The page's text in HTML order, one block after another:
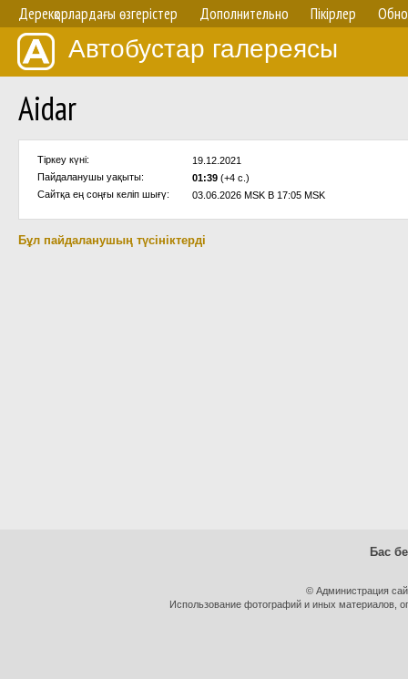
Дерекқорлардағы өзгерістер Дополнительно Пікірлер
Автобустар галереясы
Aidar
Тіркеу күні:
19.12.2021
Пайдаланушы уақыты:
01:39 (+4 с.)
Сайтқа ең соңғы келіп шығү:
03.06.2026 MSK В 17:05 MSK
Бұл пайдаланушың түсініктерді
Бас
© Администрация
Использование фотографий и иных материалов,